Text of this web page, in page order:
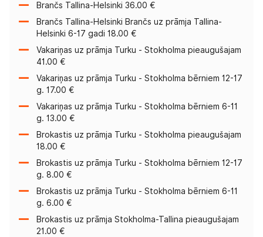
Brančs Tallina-Helsinki 36.00 €
Brančs Tallina-Helsinki Brančs uz prāmja Tallina-
Helsinki 6-17 gadi 18.00 €
Vakariņas uz prāmja Turku - Stokholma pieaugušajam
41.00 €
Vakariņas uz prāmja Turku - Stokholma bērniem 12-17
g. 17.00 €
Vakariņas uz prāmja Turku - Stokholma bērniem 6-11
g. 13.00 €
Brokastis uz prāmja Turku - Stokholma pieaugušajam
18.00 €
Brokastis uz prāmja Turku - Stokholma bērniem 12-17
g. 8.00 €
Brokastis uz prāmja Turku - Stokholma bērniem 6-11
g. 6.00 €
Brokastis uz prāmja Stokholma-Tallina pieaugušajam
21.00 €